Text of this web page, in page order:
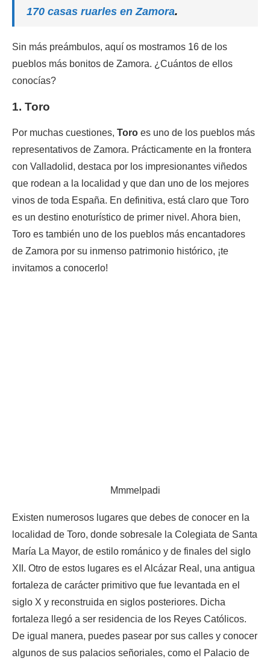
170 casas ruarles en Zamora.
Sin más preámbulos, aquí os mostramos 16 de los
pueblos más bonitos de Zamora. ¿Cuántos de ellos
conocías?
1. Toro
Por muchas cuestiones, Toro es uno de los pueblos más
representativos de Zamora. Prácticamente en la frontera
con Valladolid, destaca por los impresionantes viñedos
que rodean a la localidad y que dan uno de los mejores
vinos de toda España. En definitiva, está claro que Toro
es un destino enoturístico de primer nivel. Ahora bien,
Toro es también uno de los pueblos más encantadores
de Zamora por su inmenso patrimonio histórico, ¡te
invitamos a conocerlo!
Mmmelpadi
Existen numerosos lugares que debes de conocer en la
localidad de Toro, donde sobresale la Colegiata de Santa
María La Mayor, de estilo románico y de finales del siglo
XII. Otro de estos lugares es el Alcázar Real, una antigua
fortaleza de carácter primitivo que fue levantada en el
siglo X y reconstruida en siglos posteriores. Dicha
fortaleza llegó a ser residencia de los Reyes Católicos.
De igual manera, puedes pasear por sus calles y conocer
algunos de sus palacios señoriales, como el Palacio de